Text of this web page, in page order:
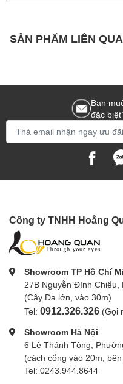
SẢN PHẨM LIÊN
Bạn
đặc
Công ty TNHH Hoằng
Showroom TP Hồ Chí
27B Nguyễn Đình Chiểu,
(Cây Đa lớn, vào 30m)
Tel: 0912.326.326 (Gọi
Showroom Hà Nội
6 Lê Thánh Tông,
(cách cổng vào 20m,
Tel: 0243.944.8644